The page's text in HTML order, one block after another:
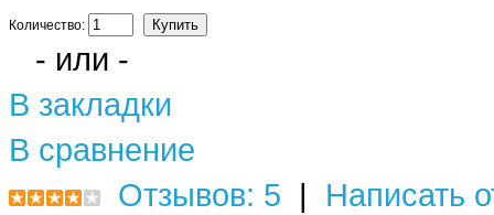
Количество:
- или -
В закладки
В сравнение
Отзывов: 5 | Написать